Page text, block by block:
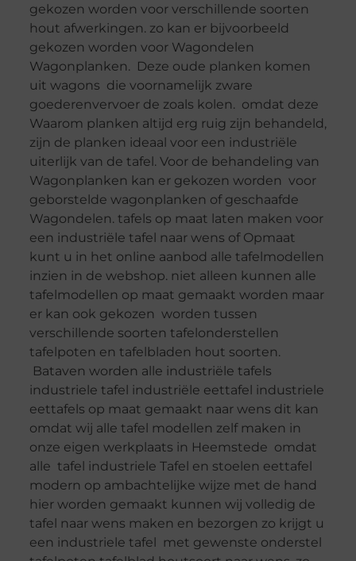
gekozen worden voor verschillende soorten
hout afwerkingen. zo kan er bijvoorbeeld
gekozen worden voor Wagondelen
Wagonplanken. Deze oude planken komen
uit wagons die voornamelijk zware
goederenvervoer de zoals kolen. omdat deze
Waarom planken altijd erg ruig zijn behandeld,
zijn de planken ideaal voor een industriële
uiterlijk van de tafel. Voor de behandeling van
Wagonplanken kan er gekozen worden voor
geborstelde wagonplanken of geschaafde
Wagondelen. tafels op maat laten maken voor
een industriële tafel naar wens of Opmaat
kunt u in het online aanbod alle tafelmodellen
inzien in de webshop. niet alleen kunnen alle
tafelmodellen op maat gemaakt worden maar
er kan ook gekozen worden tussen
verschillende soorten tafelonderstellen
tafelpoten en tafelbladen hout soorten.
Bataven worden alle industriële tafels
industriele tafel industriële eettafel industriele
eettafels op maat gemaakt naar wens dit kan
omdat wij alle tafel modellen zelf maken in
onze eigen werkplaats in Heemstede omdat
alle tafel industriele Tafel en stoelen eettafel
modern op ambachtelijke wijze met de hand
hier worden gemaakt kunnen wij volledig de
tafel naar wens maken en bezorgen zo krijgt u
een industriele tafel met gewenste onderstel